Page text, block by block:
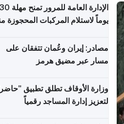
الإدارة العامة للمرور تمنح مهلة 30
يوماً لاستلام المركبات المحجوزة
مصادر: إيران وعُمان تتفقان على
مسار عبر مضيق هرمز
وزارة الأوقاف تطلق تطبيق
لتعزيز إدارة المساجد رقمياً